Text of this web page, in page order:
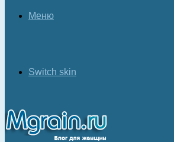
Меню
Switch skin